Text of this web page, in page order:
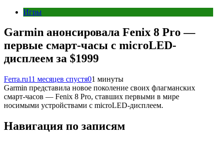
Игры
Garmin анонсировала Fenix 8 Pro —
первые смарт-часы с microLED-
дисплеем за $1999
Ferra.ru11 месяцев спустя01 минуты
Garmin представила новое поколение своих флагманских
смарт-часов — Fenix 8 Pro, ставших первыми в мире
носимыми устройствами с microLED-дисплеем.
Навигация по записям